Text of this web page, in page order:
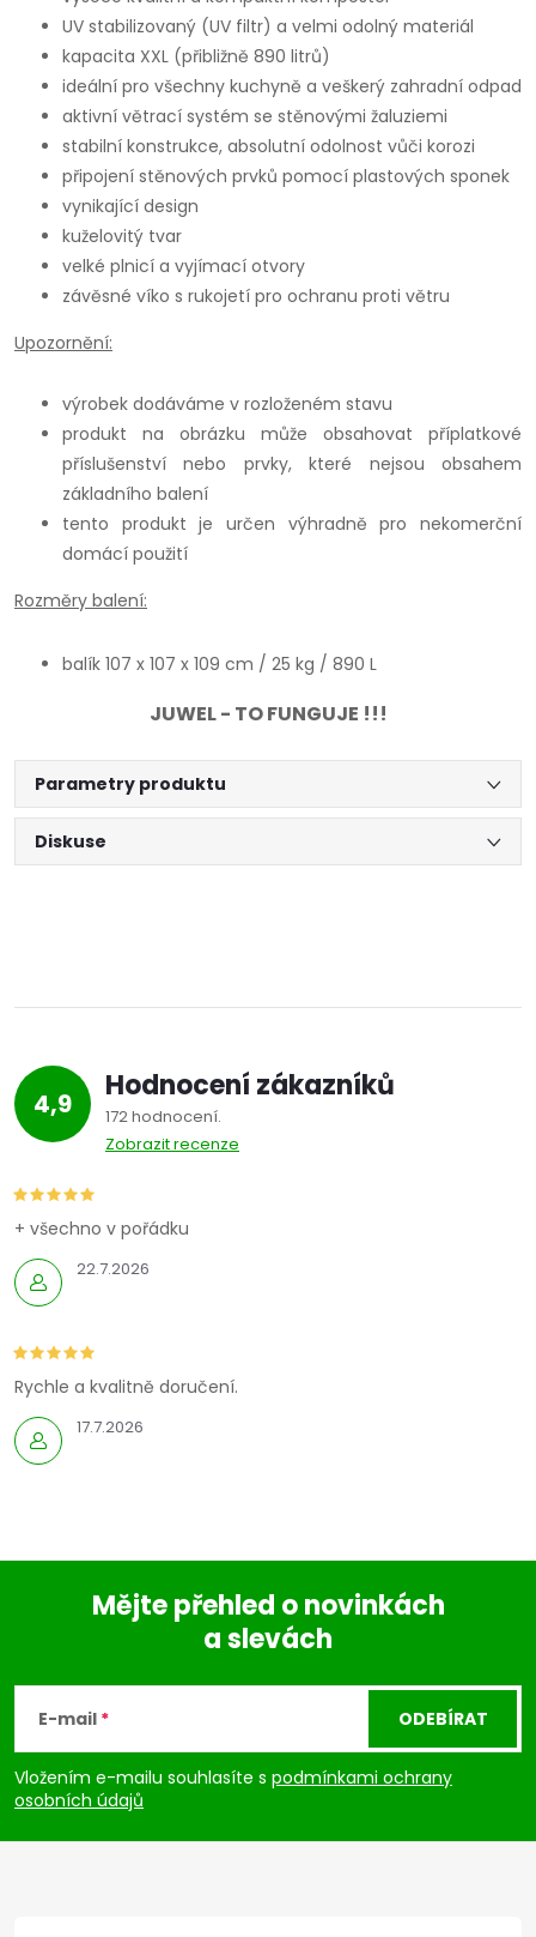
UV stabilizovaný (UV filtr) a velmi odolný materiál
kapacita XXL (přibližně 890 litrů)
ideální pro všechny kuchyně a veškerý zahradní odpad
aktivní větrací systém se stěnovými žaluziemi
stabilní konstrukce, absolutní odolnost vůči korozi
připojení stěnových prvků pomocí plastových sponek
vynikající design
kuželovitý tvar
velké plnicí a vyjímací otvory
závěsné víko s rukojetí pro ochranu proti větru
Upozornění:
výrobek dodáváme v rozloženém stavu
produkt na obrázku může obsahovat příplatkové
příslušenství nebo prvky, které nejsou obsahem
základního balení
tento produkt je určen výhradně pro nekomerční
domácí použití
Rozměry balení:
balík 107 x 107 x 109 cm / 25 kg / 890 L
JUWEL - TO FUNGUJE !!!
Parametry produktu
Diskuse
4,9 Hodnocení zákazníků
172 hodnocení
Zobrazit recenze
22.7.2026
+ všechno v pořádku
17.7.2026
Rychle a kvalitně doručení.
p
a
Mějte přehled o novinkách
a slevách
E-mail
Vložením e-mailu souhlasíte s podmínkami ochrany
osobních údajů
ODEBÍRAT